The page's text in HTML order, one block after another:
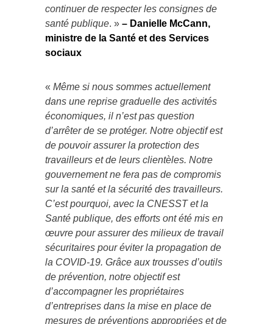
continuer de respecter les consignes de
santé publique. » – Danielle McCann,
ministre de la Santé et des Services
sociaux
« Même si nous sommes actuellement
dans une reprise graduelle des activités
économiques, il n’est pas question
d’arrêter de se protéger. Notre objectif est
de pouvoir assurer la protection des
travailleurs et de leurs clientèles. Notre
gouvernement ne fera pas de compromis
sur la santé et la sécurité des travailleurs.
C’est pourquoi, avec la CNESST et la
Santé publique, des efforts ont été mis en
œuvre pour assurer des milieux de travail
sécuritaires pour éviter la propagation de
la COVID-19. Grâce aux trousses d’outils
de prévention, notre objectif est
d’accompagner les propriétaires
d’entreprises dans la mise en place de
mesures de préventions appropriées et de